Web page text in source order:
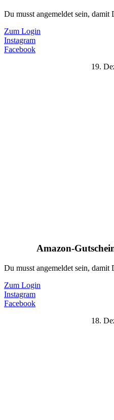
Du musst angemeldet sein, damit
Zum Login
Instagram
Facebook
19.
Amazon-
Du musst angemeldet sein, damit
Zum Login
Instagram
Facebook
18.